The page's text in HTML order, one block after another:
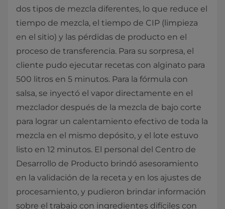
dos tipos de mezcla diferentes, lo que reduce el
tiempo de mezcla, el tiempo de CIP (limpieza
en el sitio) y las pérdidas de producto en el
proceso de transferencia. Para su sorpresa, el
cliente pudo ejecutar recetas con alginato para
500 litros en 5 minutos. Para la fórmula con
salsa, se inyectó el vapor directamente en el
mezclador después de la mezcla de bajo corte
para lograr un calentamiento efectivo de toda la
mezcla en el mismo depósito, y el lote estuvo
listo en 12 minutos. El personal del Centro de
Desarrollo de Producto brindó asesoramiento
en la validación de la receta y en los ajustes de
procesamiento, y pudieron brindar información
sobre el trabajo con ingredientes difíciles con